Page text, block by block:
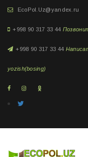
EcoPol.Uz@yandex.ru
+998 90 317 33 44
+998 90 317 33 44
yozish(bosing)